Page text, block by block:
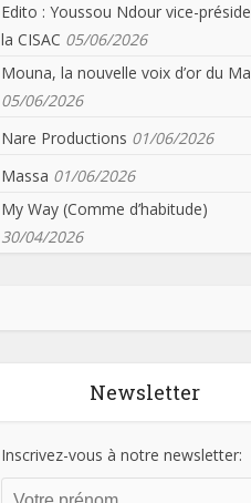
Edito : Youssou Ndour vice-
la CISAC 05/06/2026
Mouna, la nouvelle voix d’or du
05/06/2026
Nare Productions 01/06/2026
Massa 01/06/2026
My Way (Comme d’habitude)
30/04/2026
Newsletter
Inscrivez-vous à notre newsletter: